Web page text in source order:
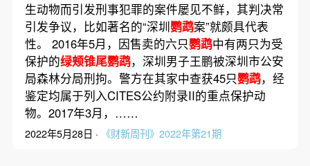
生动物而引发刑事犯罪的案件屡见不鲜，其判决常
引发争议，比如著名的“深圳鹦鹉案”就颇具代表
性。 2016年5月，因售卖的六只鹦鹉中有两只为受
保护的绿颊锥尾鹦鹉，深圳男子王鹏被深圳市公安
局森林分局刑拘。警方在其家中查获45只鹦鹉，经
鉴定均属于列入CITES公约附录II的重点保护动
物。2017年3月，……
2022年5月28日 · 《财新周刊》2022年第21期